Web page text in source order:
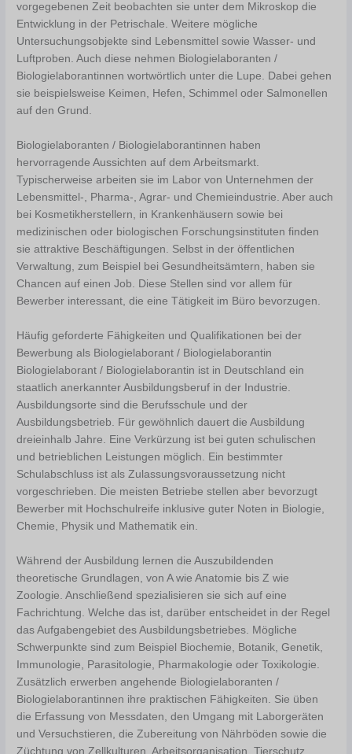
vorgegebenen Zeit beobachten sie unter dem Mikroskop die
Entwicklung in der Petrischale. Weitere mögliche
Untersuchungsobjekte sind Lebensmittel sowie Wasser- und
Luftproben. Auch diese nehmen Biologielaboranten /
Biologielaborantinnen wortwörtlich unter die Lupe. Dabei gehen
sie beispielsweise Keimen, Hefen, Schimmel oder Salmonellen
auf den Grund.
Biologielaboranten / Biologielaborantinnen haben
hervorragende Aussichten auf dem Arbeitsmarkt.
Typischerweise arbeiten sie im Labor von Unternehmen der
Lebensmittel-, Pharma-, Agrar- und Chemieindustrie. Aber auch
bei Kosmetikherstellern, in Krankenhäusern sowie bei
medizinischen oder biologischen Forschungsinstituten finden
sie attraktive Beschäftigungen. Selbst in der öffentlichen
Verwaltung, zum Beispiel bei Gesundheitsämtern, haben sie
Chancen auf einen Job. Diese Stellen sind vor allem für
Bewerber interessant, die eine Tätigkeit im Büro bevorzugen.
Häufig geforderte Fähigkeiten und Qualifikationen bei der
Bewerbung als Biologielaborant / Biologielaborantin
Biologielaborant / Biologielaborantin ist in Deutschland ein
staatlich anerkannter Ausbildungsberuf in der Industrie.
Ausbildungsorte sind die Berufsschule und der
Ausbildungsbetrieb. Für gewöhnlich dauert die Ausbildung
dreieinhalb Jahre. Eine Verkürzung ist bei guten schulischen
und betrieblichen Leistungen möglich. Ein bestimmter
Schulabschluss ist als Zulassungsvoraussetzung nicht
vorgeschrieben. Die meisten Betriebe stellen aber bevorzugt
Bewerber mit Hochschulreife inklusive guter Noten in Biologie,
Chemie, Physik und Mathematik ein.
Während der Ausbildung lernen die Auszubildenden
theoretische Grundlagen, von A wie Anatomie bis Z wie
Zoologie. Anschließend spezialisieren sie sich auf eine
Fachrichtung. Welche das ist, darüber entscheidet in der Regel
das Aufgabengebiet des Ausbildungsbetriebes. Mögliche
Schwerpunkte sind zum Beispiel Biochemie, Botanik, Genetik,
Immunologie, Parasitologie, Pharmakologie oder Toxikologie.
Zusätzlich erwerben angehende Biologielaboranten /
Biologielaborantinnen ihre praktischen Fähigkeiten. Sie üben
die Erfassung von Messdaten, den Umgang mit Laborgeräten
und Versuchstieren, die Zubereitung von Nährböden sowie die
Züchtung von Zellkulturen. Arbeitsorganisation, Tierschutz,